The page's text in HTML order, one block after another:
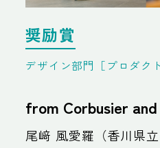
奨励賞
デザイン部門［プロダクト
from Corbusier
尾﨑 風愛羅（香川県立